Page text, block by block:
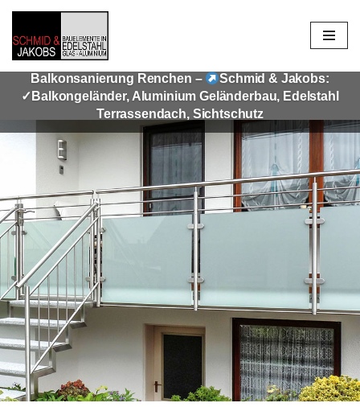
Zum
Inhalt
springen
Balkonsanierung Renchen –
Schmid & Jakobs:
✓Balkongeländer, Aluminium Geländerbau, Edelstahl
Terrassendach, Sichtschutz